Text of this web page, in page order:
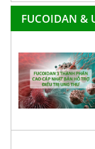
FUCOIDAN &